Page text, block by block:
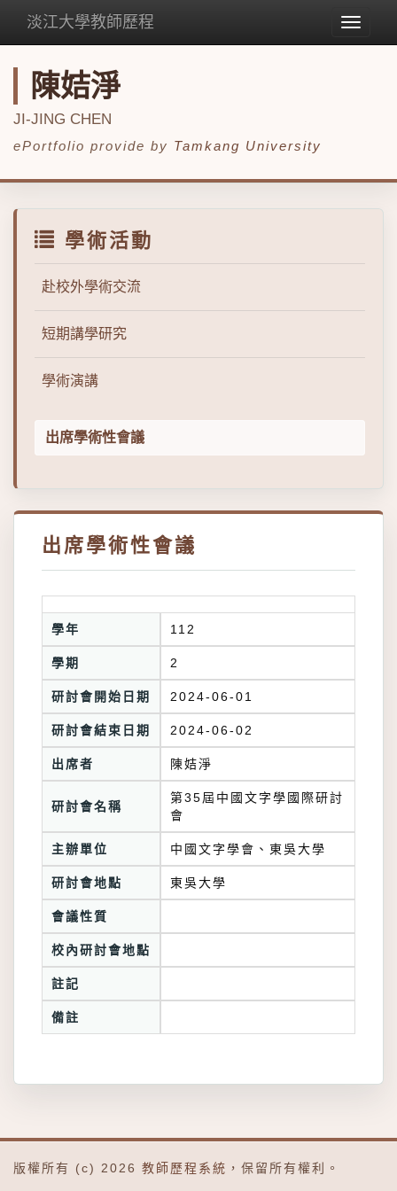
Toggle
淡江大學教師歷程
陳姞淨
JI-JING CHEN
ePortfolio provide by Tamkang University
學術活動
赴校外學術交流
短期講學研究
學術演講
出席學術性會議
出席學術性會議
學年 112
學期 2
研討會開始日期 2024-06-01
研討會結束日期 2024-06-02
出席者 陳姞淨
研討會名稱
第35屆中國文字學國際研討
會
主辦單位 中國文字學會、東吳大學
研討會地點 東吳大學
會議性質
校內研討會地點
註記
備註
版權所有 (c) 2026 教師歷程系統 ，保留所有權利。